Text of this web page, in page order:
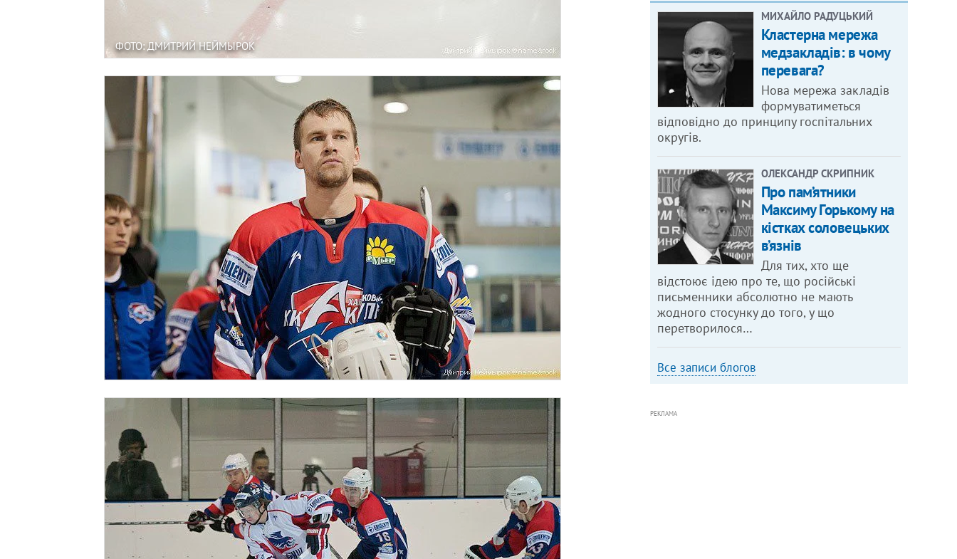
ФОТО: ДМИТРИЙ НЕЙМЫРОК
МИХАЙЛО РАДУЦЬКИЙ
Кластерна мережа
медзакладів: в чому
перевага?
Нова мережа закладів
формуватиметься
відповідно до принципу госпітальних
округів.
ОЛЕКСАНДР СКРИПНИК
Про пам’ятники
Максиму Горькому на
кістках соловецьких
в’язнів
Для тих, хто ще
відстоює ідею про те, що російські
письменники абсолютно не мають
жодного стосунку до того, у що
перетворилося…
Все записи блогов
РЕКЛАМА